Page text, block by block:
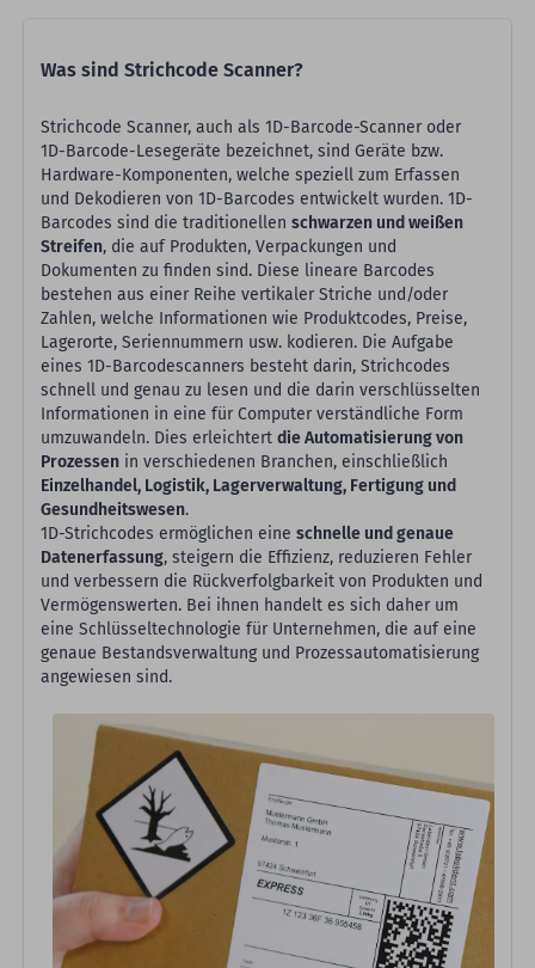
Was sind Strichcode Scanner?
Strichcode Scanner, auch als 1D-Barcode-Scanner oder
1D-Barcode-Lesegeräte bezeichnet, sind Geräte bzw.
Hardware-Komponenten, welche speziell zum Erfassen
und Dekodieren von 1D-Barcodes entwickelt wurden. 1D-
Barcodes sind die traditionellen schwarzen und weißen
Streifen, die auf Produkten, Verpackungen und
Dokumenten zu finden sind. Diese lineare Barcodes
bestehen aus einer Reihe vertikaler Striche und/oder
Zahlen, welche Informationen wie Produktcodes, Preise,
Lagerorte, Seriennummern usw. kodieren. Die Aufgabe
eines 1D-Barcodescanners besteht darin, Strichcodes
schnell und genau zu lesen und die darin verschlüsselten
Informationen in eine für Computer verständliche Form
umzuwandeln. Dies erleichtert die Automatisierung von
Prozessen in verschiedenen Branchen, einschließlich
Einzelhandel, Logistik, Lagerverwaltung, Fertigung und
Gesundheitswesen.
1D-Strichcodes ermöglichen eine schnelle und genaue
Datenerfassung, steigern die Effizienz, reduzieren Fehler
und verbessern die Rückverfolgbarkeit von Produkten und
Vermögenswerten. Bei ihnen handelt es sich daher um
eine Schlüsseltechnologie für Unternehmen, die auf eine
genaue Bestandsverwaltung und Prozessautomatisierung
angewiesen sind.